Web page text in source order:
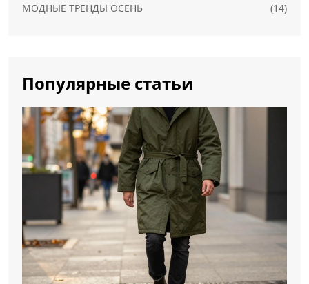
МОДНЫЕ ТРЕНДЫ ОСЕНЬ
(14)
Популярные статьи